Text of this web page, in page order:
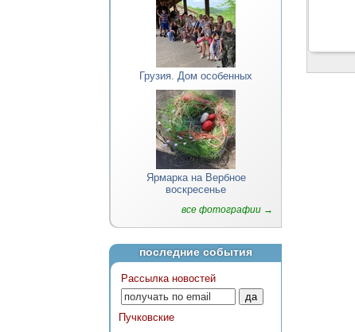
Грузия. Дом особенных
Ярмарка на Вербное
воскресенье
все фотографии →
последние события
Рассылка новостей
Пучковские